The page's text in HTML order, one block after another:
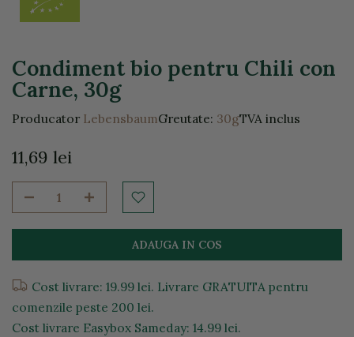
Condiment bio pentru Chili con
Carne, 30g
Producator LebensbaumGreutate: 30gTVA inclus
11,69 lei
ADAUGA IN COS
Cost livrare: 19.99 lei. Livrare GRATUITA pentru
comenzile peste 200 lei.
Cost livrare Easybox Sameday: 14.99 lei.